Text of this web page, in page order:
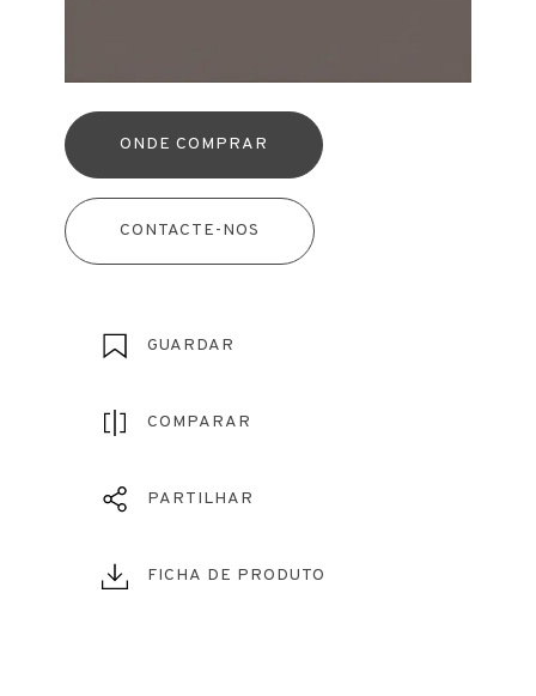
ONDE COMPRAR
CONTACTE-NOS
GUARDAR
COMPARAR
PARTILHAR
FICHA DE PRODUTO